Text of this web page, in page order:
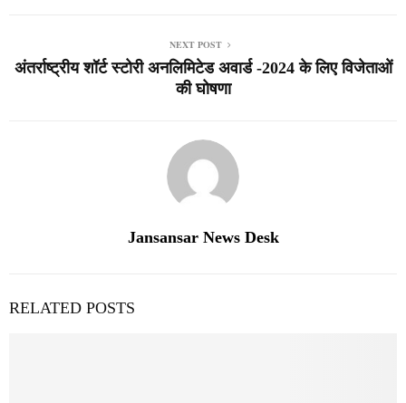
NEXT POST
अंतर्राष्ट्रीय शॉर्ट स्टोरी अनलिमिटेड अवार्ड -2024 के लिए विजेताओं
की घोषणा
Jansansar News Desk
RELATED POSTS